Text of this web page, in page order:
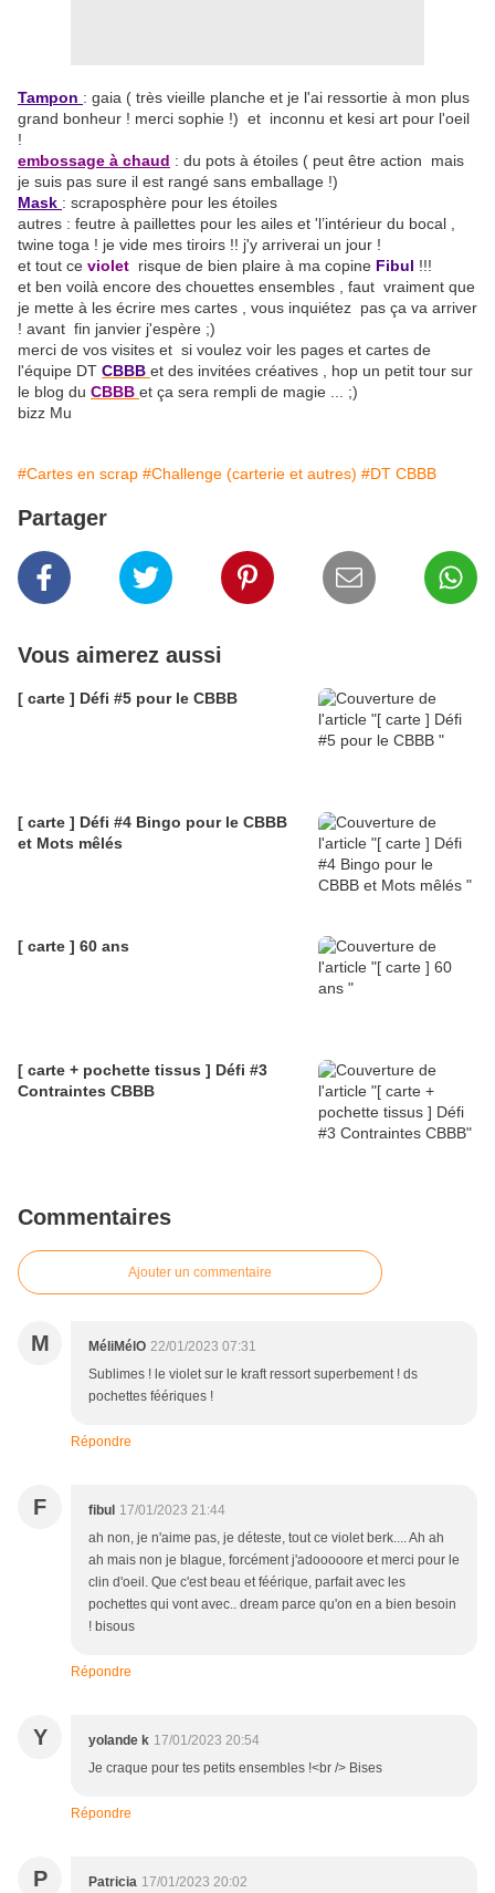
Tampon : gaia ( très vieille planche et je l'ai ressortie à mon plus
grand bonheur ! merci sophie !) et inconnu et kesi art pour l'oeil
!
embossage à chaud : du pots à étoiles ( peut être action mais
je suis pas sure il est rangé sans emballage !)
Mask : scraposphère pour les étoiles
autres : feutre à paillettes pour les ailes et 'l’intérieur du bocal ,
twine toga ! je vide mes tiroirs !! j'y arriverai un jour !
et tout ce violet risque de bien plaire à ma copine Fibul !!!
et ben voilà encore des chouettes ensembles , faut vraiment que
je mette à les écrire mes cartes , vous inquiétez pas ça va arriver
! avant fin janvier j'espère ;)
merci de vos visites et si voulez voir les pages et cartes de
l'équipe DT CBBB et des invitées créatives , hop un petit tour sur
le blog du CBBB et ça sera rempli de magie ... ;)
bizz Mu
#Cartes en scrap #Challenge (carterie et autres) #DT CBBB
Partager
Vous aimerez aussi
[ carte ] Défi #5 pour le CBBB
[ carte ] Défi #4 Bingo pour le CBBB
et Mots mêlés
[ carte ] 60 ans
[ carte + pochette tissus ] Défi #3
Contraintes CBBB
Commentaires
Ajouter un commentaire
M MéliMélO 22/01/2023 07:31
Sublimes ! le violet sur le kraft ressort superbement ! ds
pochettes féériques !
Répondre
F fibul 17/01/2023 21:44
ah non, je n'aime pas, je déteste, tout ce violet berk.... Ah ah
ah mais non je blague, forcément j'adooooore et merci pour le
clin d'oeil. Que c'est beau et féérique, parfait avec les
pochettes qui vont avec.. dream parce qu'on en a bien besoin
! bisous
Répondre
Y yolande k 17/01/2023 20:54
Je craque pour tes petits ensembles !<br /> Bises
Répondre
P Patricia 17/01/2023 20:02